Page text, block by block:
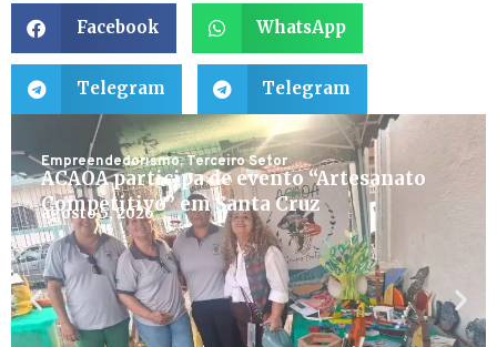
Facebook WhatsApp
Telegram Telegram
Empreendedorismo,Terceiro Setor
ACAOA participa de evento “Artesanato
Competitivo” em Santa Cruz
agosto 5, 2026